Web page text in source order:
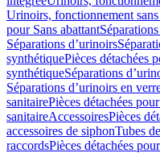
Urinoirs, fonctionnement sans
pour Sans abattant
Séparations d’urinoirs
synthétiquePièces détachées
synthétiqueSéparations
Séparations d’urinoirs en
sanitairePièces détachées
sanitaireAccessoiresPièces
accessoires de siphonTubes
raccordsPièces détachées